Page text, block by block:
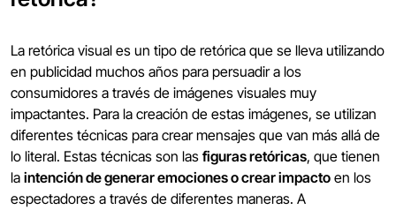
La retórica visual es un tipo de retórica que se lleva utilizando
en publicidad muchos años para persuadir a los
consumidores a través de imágenes visuales muy
impactantes. Para la creación de estas imágenes, se utilizan
diferentes técnicas para crear mensajes que van más allá de
lo literal. Estas técnicas son las figuras retóricas, que tienen
la intención de generar emociones o crear impacto en los
espectadores a través de diferentes maneras. A